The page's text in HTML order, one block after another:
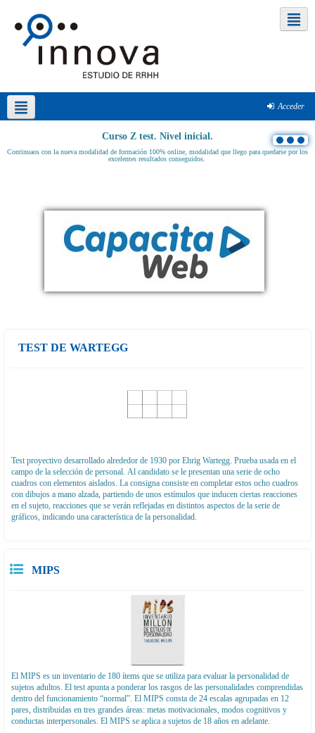
Acceder
Español - Internacional ‎(es)‎Curso Z test. Nivel inicial.
Continuaos con la nueva modalidad de formación 100% online, modalidad que llego para quedarse por los
excelentes resultados conseguidos.
TEST DE WARTEGG
Test proyectivo desarrollado alrededor de 1930 por Ehrig Wartegg. Prueba usada en el
campo de la selección de personal. Al candidato se le presentan una serie de ocho
cuadros con elementos aislados. La consigna consiste en completar estos ocho cuadros
con dibujos a mano alzada, partiendo de unos estímulos que inducen ciertas reacciones
en el sujeto, reacciones que se verán reflejadas en distintos aspectos de la serie de
gráficos, indicando una característica de la personalidad.
MIPS
El MIPS es un inventario de 180 ítems que se utiliza para evaluar la personalidad de
sujetos adultos. El test apunta a ponderar los rasgos de las personalidades comprendidas
dentro del funcionamiento “normal”. El MIPS consta de 24 escalas agrupadas en 12
pares, distribuidas en tres grandes áreas: metas motivacionales, modos cognitivos y
conductas interpersonales. El MIPS se aplica a sujetos de 18 años en adelante.